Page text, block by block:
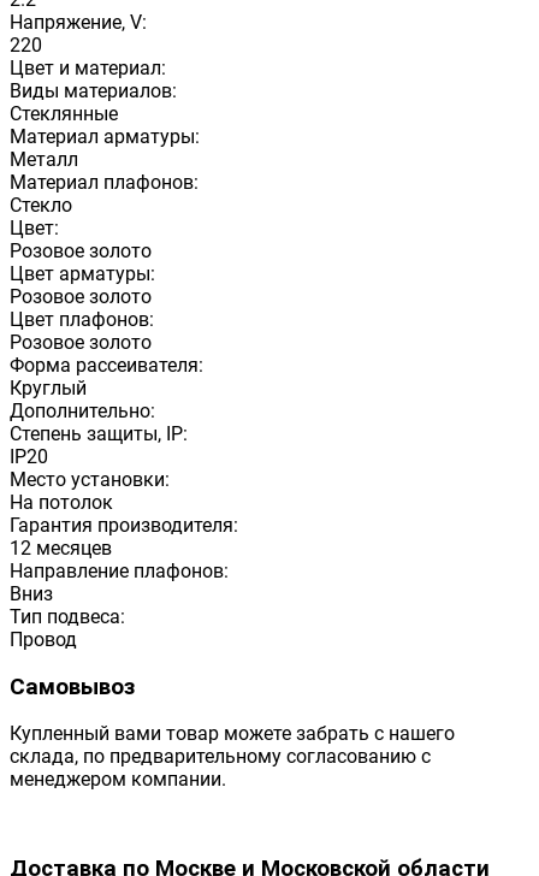
Напряжение, V:
220
Цвет и материал:
Виды материалов:
Стеклянные
Материал арматуры:
Металл
Материал плафонов:
Стекло
Цвет:
Розовое золото
Цвет арматуры:
Розовое золото
Цвет плафонов:
Розовое золото
Форма рассеивателя:
Круглый
Дополнительно:
Степень защиты, IP:
IP20
Место установки:
На потолок
Гарантия производителя:
12 месяцев
Направление плафонов:
Вниз
Тип подвеса:
Провод
Самовывоз
Купленный вами товар можете забрать с нашего
склада, по предварительному согласованию с
менеджером компании.
Доставка по Москве и Московской области